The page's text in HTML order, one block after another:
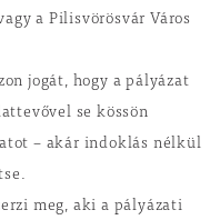
a Pilisvörösvár Város
jogát, hogy a pályázat
se kössön
– akár indoklás nélkül
meg, aki a pályázati